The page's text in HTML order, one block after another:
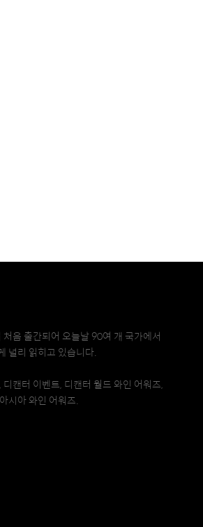
음 출간되어 오늘날 90여 개 국가에서
널리 읽히고 있습니다.
캔터 이벤트, 디캔터 월드 와인 어워즈,
시아 와인 어워즈.